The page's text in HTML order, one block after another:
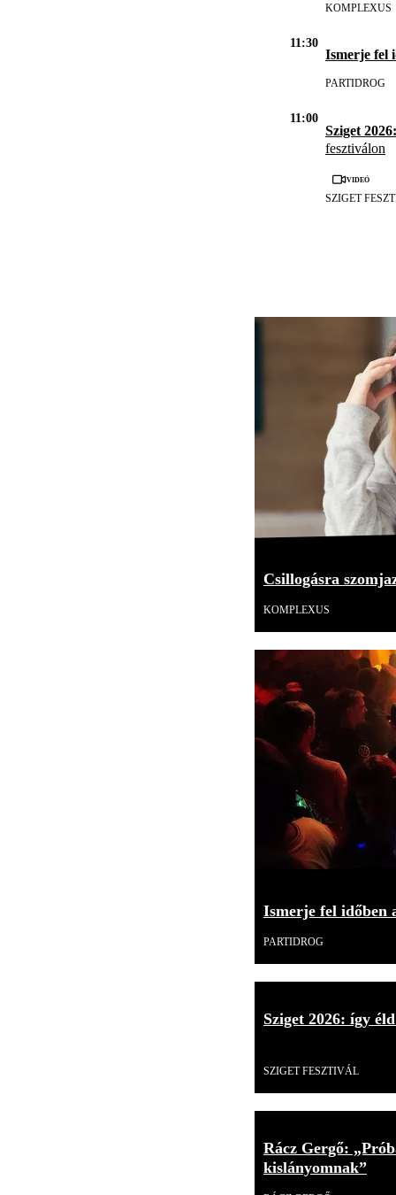
KOMPLEXUS
11:30
Ismerje fel
PARTIDROG
11:00
Sziget
fesztiválon
Videó
SZIGET
Csillogásra
KOMPLEXUS
Ismerje fel időben
PARTIDROG
Sziget 2026: így
SZIGET FESZTIVÁL
Rácz Gergő:
kislányomnak”